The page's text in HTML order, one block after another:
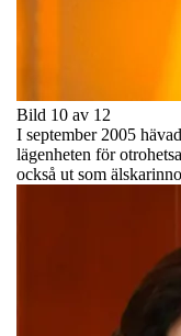
Bild 10 av 12
I september 2005
lägenheten för
också ut som